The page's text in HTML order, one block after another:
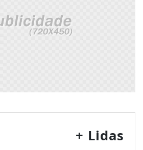
+ Lidas